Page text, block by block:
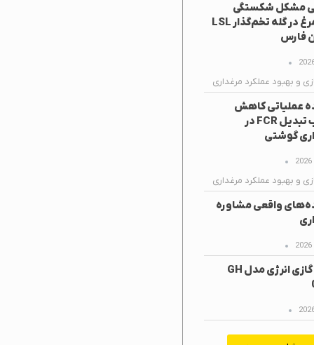
مشکل شکستگی
تخم‌مرغ در گله تخم‌گذار LSL
فارس
و بهبود عملکرد مرغداری
عملیاتی کاهش
ضریب تبدیل FCR در
گوشتی
و بهبود عملکرد مرغداری
واقعی مشاوره
هیتر گازی انرژی مدل GH